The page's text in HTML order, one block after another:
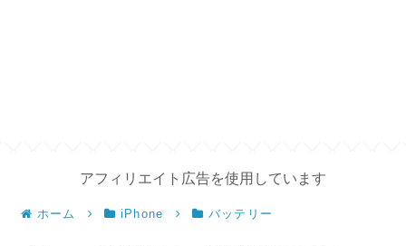
アフィリエイト広告を使用しています
ホーム iPhone バッテリー